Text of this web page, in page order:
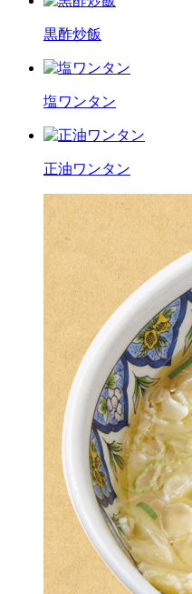
黒酢炒飯
塩ワンタン
正油ワンタン